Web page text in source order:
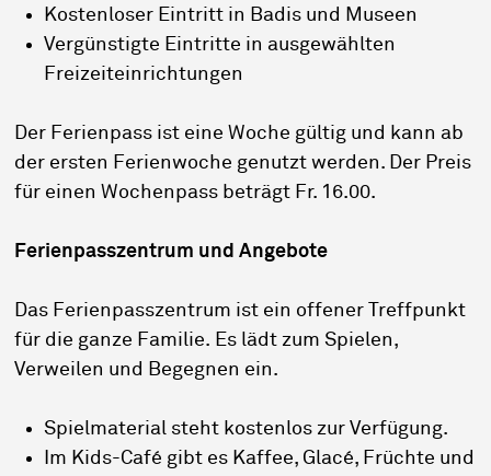
Kostenloser Eintritt in Badis und Museen
Vergünstigte Eintritte in ausgewählten
Freizeiteinrichtungen
Der Ferienpass ist eine Woche gültig und kann ab
der ersten Ferienwoche genutzt werden. Der Preis
für einen Wochenpass beträgt Fr. 16.00.
Ferienpasszentrum und Angebote
Das Ferienpasszentrum ist ein offener Treffpunkt
für die ganze Familie. Es lädt zum Spielen,
Verweilen und Begegnen ein.
Spielmaterial steht kostenlos zur Verfügung.
Im Kids-Café gibt es Kaffee, Glacé, Früchte und